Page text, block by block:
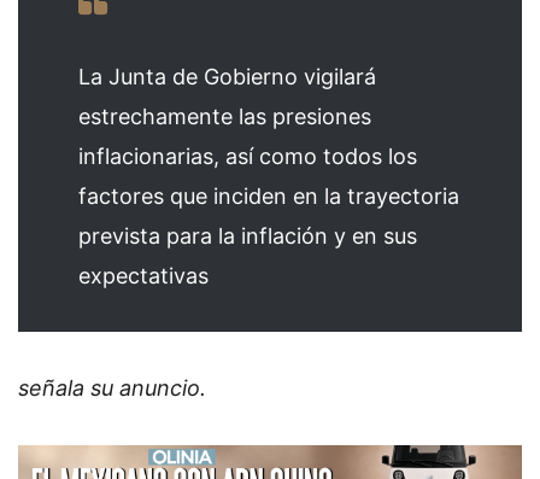
La Junta de Gobierno vigilará
estrechamente las presiones
inflacionarias, así como todos los
factores que inciden en la trayectoria
prevista para la inflación y en sus
expectativas
señala su anuncio.